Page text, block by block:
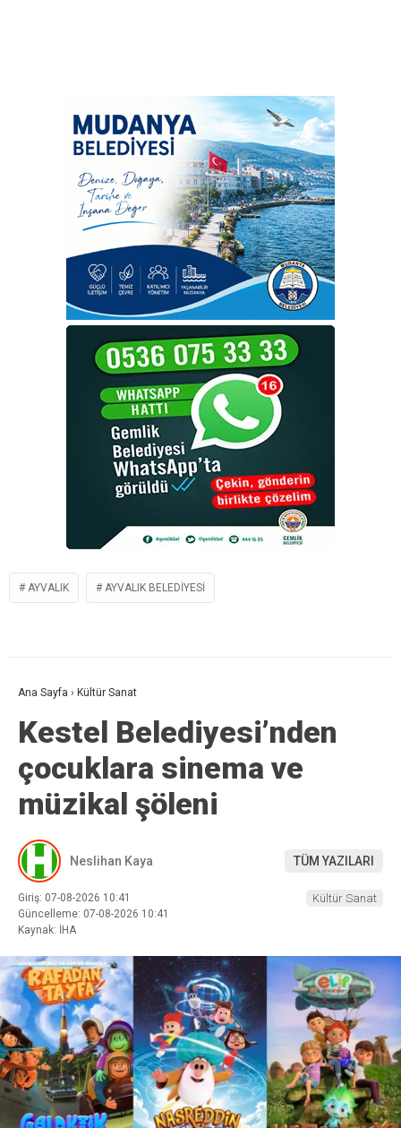
AYVALIK AYVALIK BELEDIYESI
Ana Sayfa › Kültür Sanat
Kestel Belediyesi’nden
çocuklara sinema ve
müzikal şöleni
Neslihan Kaya TÜM YAZILARI
Giriş: 07-08-2026 10:41
Güncelleme: 07-08-2026 10:41
Kaynak: İHA
Kültür Sanat